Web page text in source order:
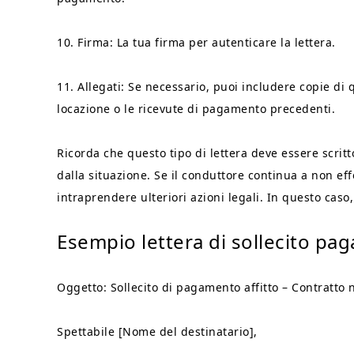
10. Firma: La tua firma per autenticare la lettera.
11. Allegati: Se necessario, puoi includere copie
locazione o le ricevute di pagamento precedenti.
Ricorda che questo tipo di lettera deve essere
dalla situazione. Se il conduttore continua a non
intraprendere ulteriori azioni legali. In questo
Esempio lettera di sollecito
Oggetto: Sollecito di pagamento affitto – Contratto
Spettabile [Nome del destinatario],